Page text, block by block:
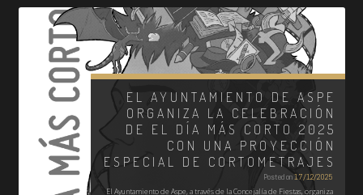
EL AYUNTAMIENTO DE ASPE
ORGANIZA LA CELEBRACIÓN
DE EL DÍA MÁS CORTO 2025
CON UNA PROYECCIÓN
ESPECIAL DE CORTOMETRAJES
Posted on17/12/2025
El Ayuntamiento de Aspe, a través de la Concejalía de Fiestas, organiza